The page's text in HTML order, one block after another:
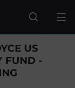
Fonds
US
FUND -